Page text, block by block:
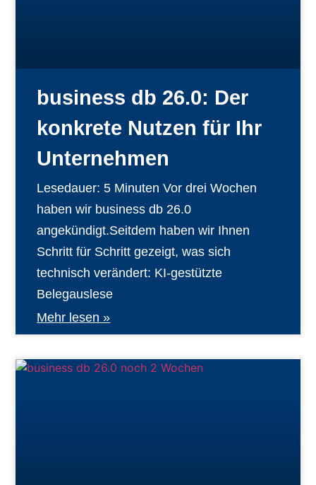
business db 26.0: Der
konkrete Nutzen für Ihr
Unternehmen
Lesedauer: 5 Minuten Vor drei Wochen
haben wir business db 26.0
angekündigt.Seitdem haben wir Ihnen
Schritt für Schritt gezeigt, was sich
technisch verändert: KI-gestützte
Belegauslese
Mehr lesen »